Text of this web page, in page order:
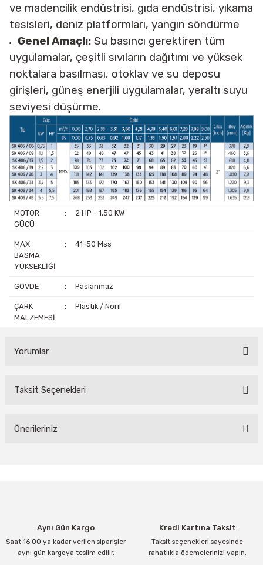
ve madencilik endüstrisi, gıda endüstrisi, yıkama
tesisleri, deniz platformları, yangın söndürme
Genel Amaçlı: Su basıncı gerektiren tüm
uygulamalar, çeşitli sıvıların dağıtımı ve yüksek
noktalara basılması, otoklav ve su deposu
girişleri, güneş enerjili uygulamalar, yeraltı suyu
seviyesi düşürme.
MOTOR
GÜCÜ
: 2 HP - 1,50 KW
MAX
BASMA
YÜKSEKLİĞİ
: 41-50 Mss
GÖVDE : Paslanmaz
ÇARK
MALZEMESİ
: Plastik / Noril
Yorumlar
Bu ürüne ilk yorumu siz yapın!
Taksit Seçenekleri
Önerileriniz
Ürün açıklamasında eksik bilgiler bulunuyor.
Ürün bilgilerinde hatalar bulunuyor.
Aynı Gün Kargo
Saat 16:00 ya kadar verilen siparişler
aynı gün kargoya teslim edilir.
Kredi Kartına Taksit
Taksit seçenekleri sayesinde
rahatlıkla ödemelerinizi yapın.